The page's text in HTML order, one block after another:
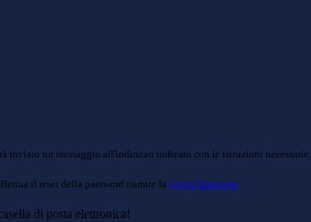
inviato un messaggio all'indirizzo indicato con le istruzioni necessarie.
il reset della password tramite la Login Spaggiari
di posta elettronica!